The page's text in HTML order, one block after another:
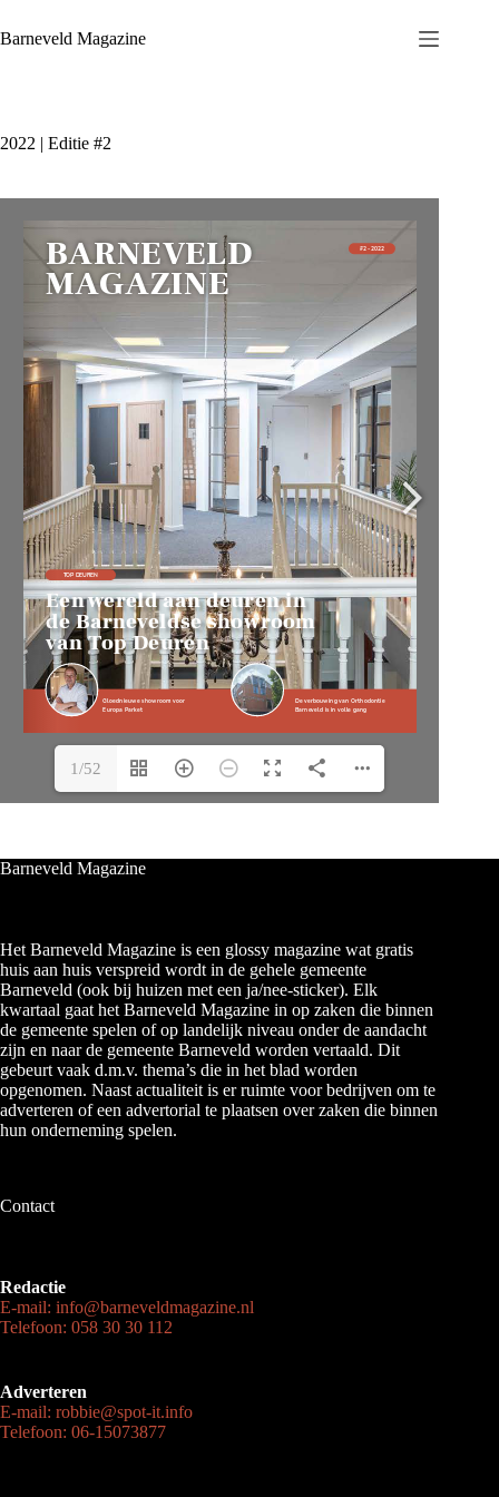
naar
de
Barneveld Magazine
2022 | Editie #2
1/52
Barneveld Magazine
Het Barneveld Magazine is een glossy magazine wat gratis
huis aan huis verspreid wordt in de gehele gemeente
Barneveld (ook bij huizen met een ja/nee-sticker). Elk
kwartaal gaat het Barneveld Magazine in op zaken die binnen
de gemeente spelen of op landelijk niveau onder de aandacht
zijn en naar de gemeente Barneveld worden vertaald. Dit
gebeurt vaak d.m.v. thema’s die in het blad worden
opgenomen. Naast actualiteit is er ruimte voor bedrijven om te
adverteren of een advertorial te plaatsen over zaken die binnen
hun onderneming spelen.
Contact
Redactie
E-mail: info@barneveldmagazine.nl
Telefoon: 058 30 30 112
Adverteren
E-mail: robbie@spot-it.info
Telefoon: 06-15073877